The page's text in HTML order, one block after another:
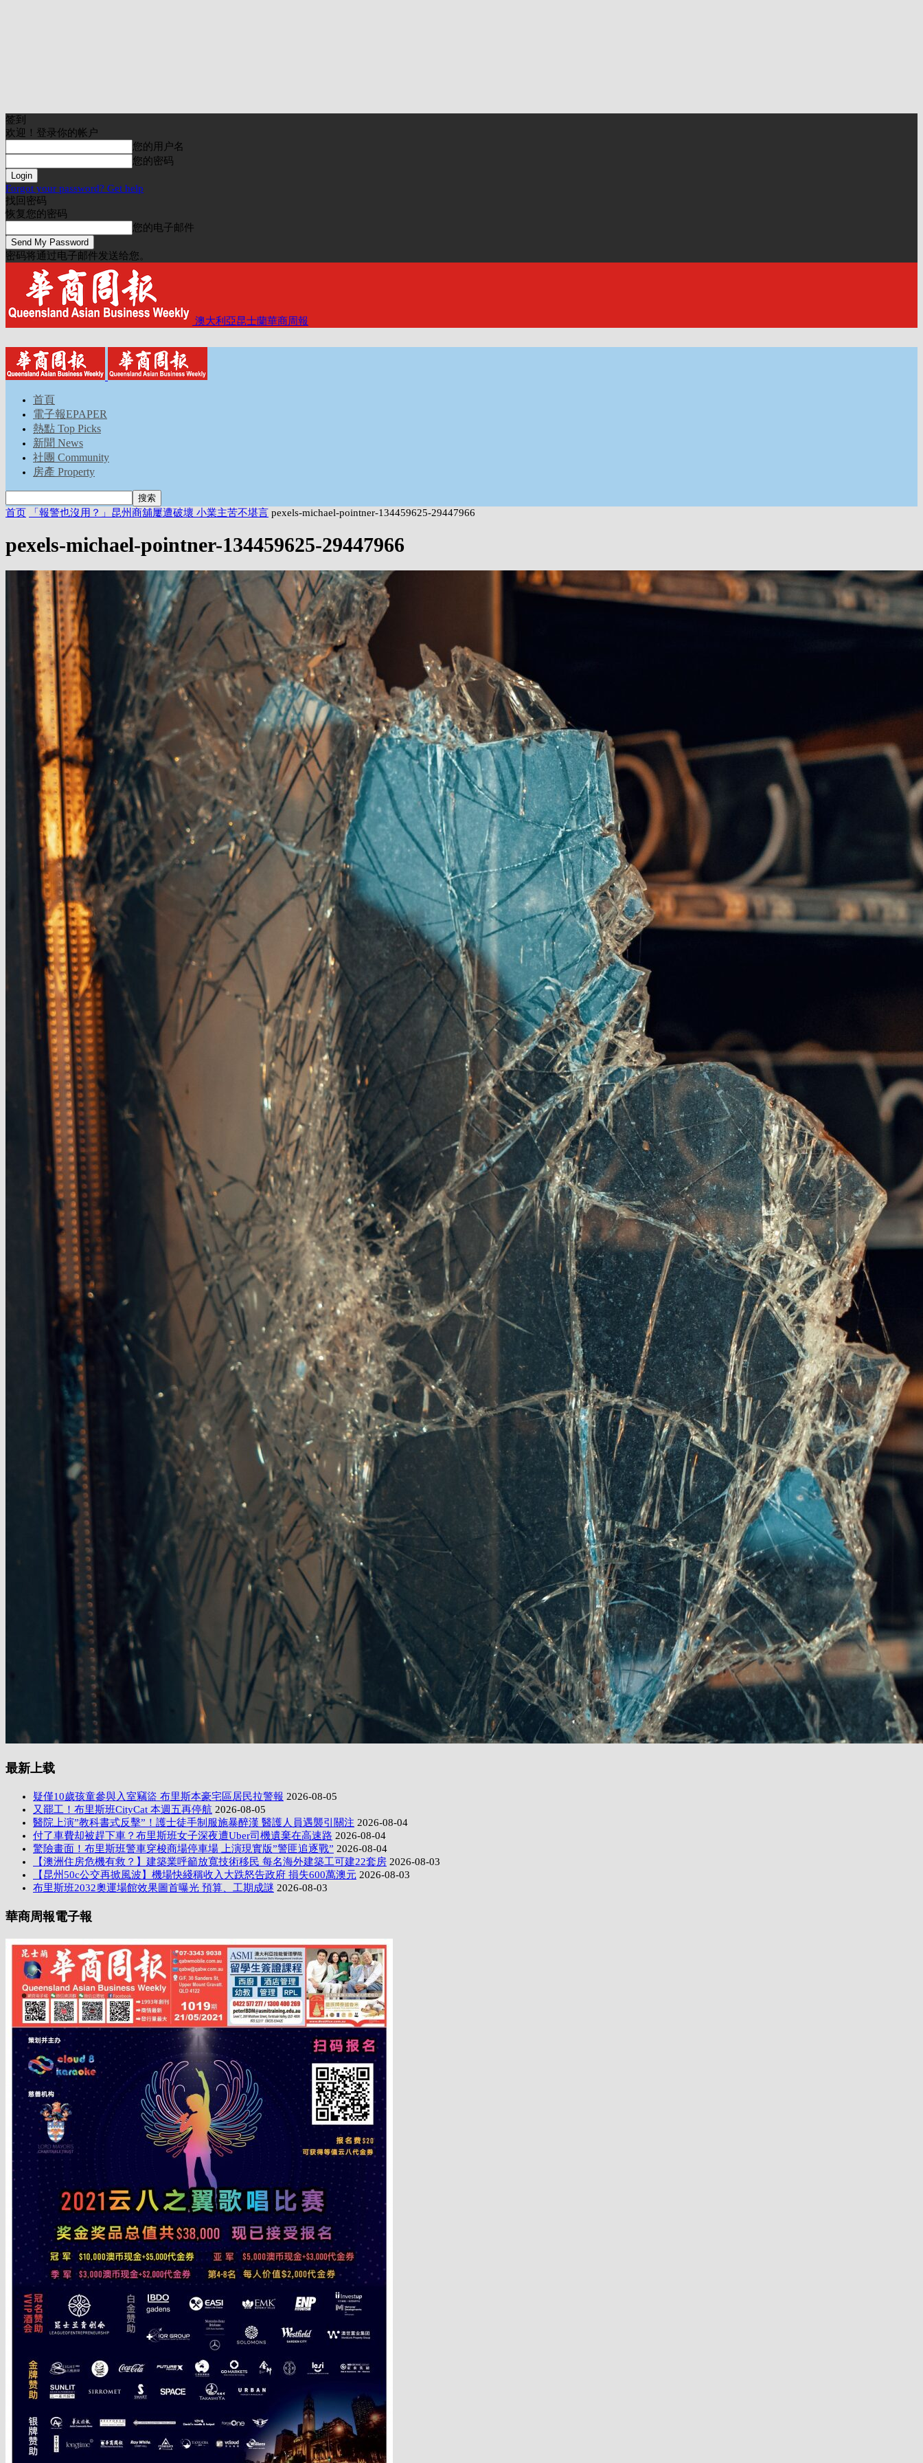
签到
欢迎！登录你的帐户
您的用户名
您的密码
Forgot your password? Get help
找回密码
恢复您的密码
您的电子邮件
密码将通过电子邮件发送给您。
澳大利亞昆士蘭華商周報
首頁
電子報EPAPER
熱點 Top Picks
新聞 News
社團 Community
房產 Property
首页 「報警也沒用？」昆州商舖屢遭破壞 小業主苦不堪言 pexels-michael-pointner-134459625-29447966
pexels-michael-pointner-134459625-29447966
最新上载
疑僅10歲孩童參與入室竊盜 布里斯本豪宅區居民拉警報 2026-08-05
又罷工！布里斯班CityCat 本週五再停航 2026-08-05
醫院上演”教科書式反擊”！護士徒手制服施暴醉漢 醫護人員遇襲引關注 2026-08-04
付了車費却被趕下車？布里斯班女子深夜遭Uber司機遺棄在高速路 2026-08-04
驚險畫面！布里斯班警車穿梭商場停車場 上演現實版”警匪追逐戰” 2026-08-04
【澳洲住房危機有救？】建築業呼籲放寬技術移民 每名海外建築工可建22套房 2026-08-03
【昆州50c公交再掀風波】機場快綫稱收入大跌怒告政府 損失600萬澳元 2026-08-03
布里斯班2032奧運場館效果圖首曝光 預算、工期成謎 2026-08-03
華商周報電子報